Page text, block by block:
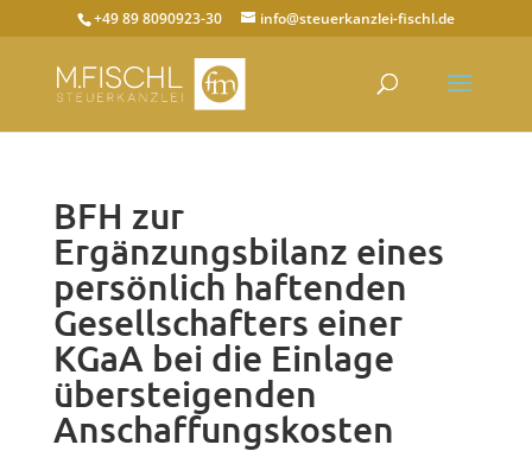
+49 89 8090923-30 info@steuerkanzlei-fischl.de
BFH zur
Ergänzungsbilanz eines
persönlich haftenden
Gesellschafters einer
KGaA bei die Einlage
übersteigenden
Anschaffungskosten